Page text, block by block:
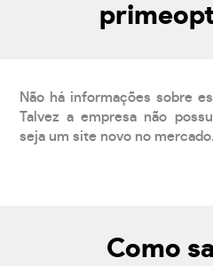
Não há informações sobre
Talvez a empresa não
seja um site novo no mercado.
Como